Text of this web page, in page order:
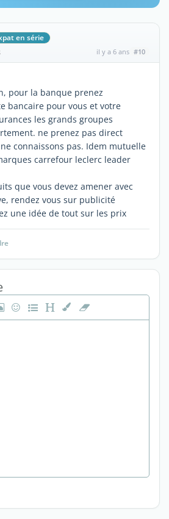
en série
il y a 6 ans #10
pour la banque prenez
bancaire pour vous et votre
les grands groupes
ne prenez pas direct
connaissons pas. Idem mutuelle
carrefour leclerc leader
que vous devez amener avec
rendez vous sur publicité
une idée de tout sur les prix